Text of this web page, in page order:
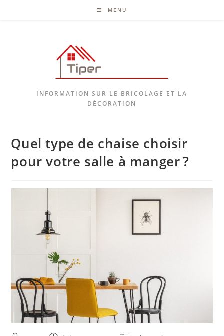
MENU
INFORMATION SUR LE BRICOLAGE ET LA
DÉCORATION
Quel type de chaise choisir
pour votre salle à manger ?